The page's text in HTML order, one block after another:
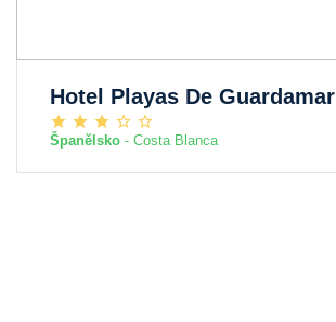
Hotel Playas De Guardamar
Španělsko - Costa Blanca